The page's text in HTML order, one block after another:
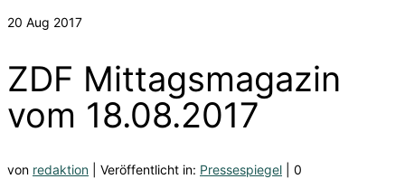
20 Aug 2017
ZDF Mittagsmagazin
vom 18.08.2017
von redaktion Veröffentlicht in: Pressespiegel
0